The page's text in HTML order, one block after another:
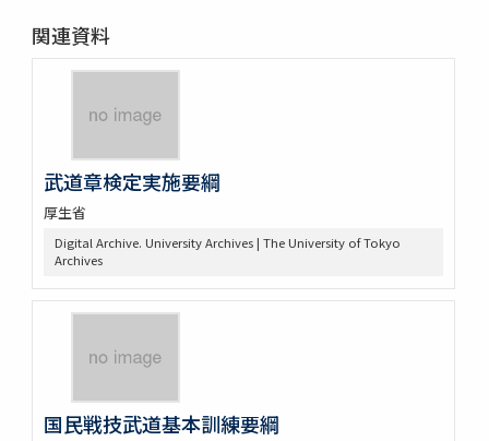
関連資料
武道章検定実施要綱
厚生省
Digital Archive. University Archives | The University of Tokyo
Archives
国民戦技武道基本訓練要綱